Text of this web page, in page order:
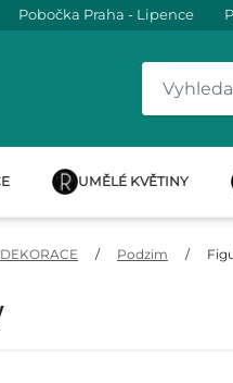
Pobočka Praha - Lipence
UMĚLÉ KVĚTINY
/ Podzim /